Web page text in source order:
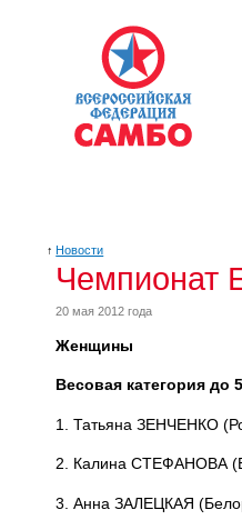
↑ Новости
Чемпионат
20 мая 2012 года
Женщины
Весовая категория до
1. Татьяна ЗЕНЧЕНКО
2. Калина СТЕФАНОВА
3. Анна ЗАЛЕЦКАЯ